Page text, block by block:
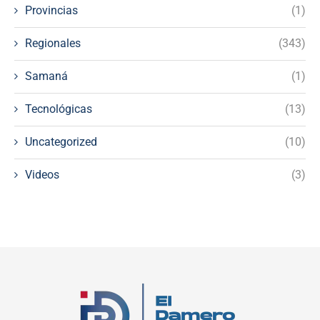
Provincias (1)
Regionales (343)
Samaná (1)
Tecnológicas (13)
Uncategorized (10)
Videos (3)